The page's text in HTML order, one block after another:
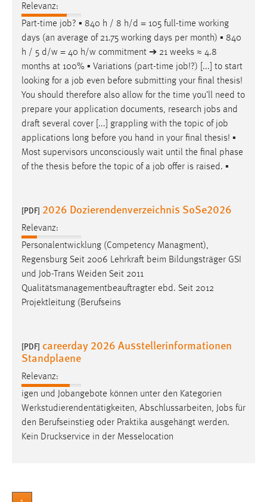
Relevanz:
Part-time job? ▪ 840 h / 8 h/d = 105 full-time working
days (an average of 21.75 working days per month) ▪ 840
h / 5 d/w = 40 h/w commitment ➔ 21 weeks ≈ 4.8
months at 100% ▪ Variations (part-time job!?) [...] to start
looking for a job even before submitting your final thesis!
You should therefore also allow for the time you’ll need to
prepare your application documents, research jobs and
draft several cover [...] grappling with the topic of job
applications long before you hand in your final thesis! ▪
Most supervisors unconsciously wait until the final phase
of the thesis before the topic of a job offer is raised. ▪
[PDF] 2026 Dozierendenverzeichnis SoSe2026
Relevanz:
Personalentwicklung (Competency Managment),
Regensburg Seit 2006 Lehrkraft beim Bildungsträger GSI
und Job-Trans Weiden Seit 2011
Qualitätsmanagementbeauftragter ebd. Seit 2012
Projektleitung (Berufseins
[PDF] careerday 2026 Ausstellerinformationen
Standplaene
Relevanz:
igen und Jobangebote können unter den Kategorien
Werkstudierendentätigkeiten, Abschlussarbeiten, Jobs für
den Berufseinstieg oder Praktika ausgehängt werden.
Kein Druckservice in der Messelocation